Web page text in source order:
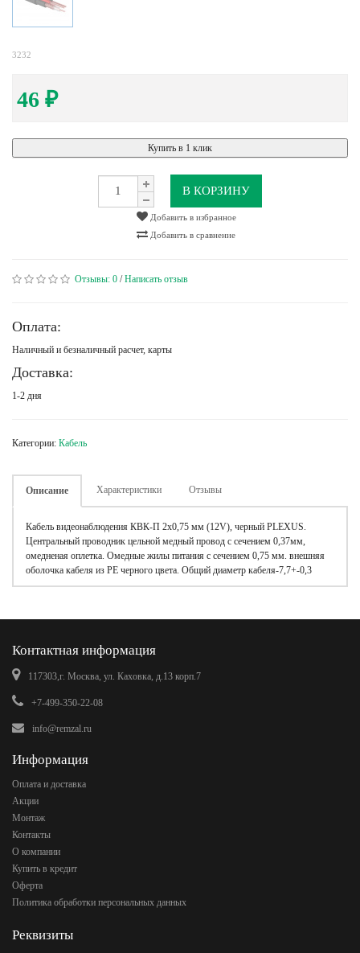
3232
46 ₽
Купить в 1 клик
В КОРЗИНУ
Добавить в избранное
Добавить в сравнение
Отзывы: 0 /Написать отзыв
Оплата:
Наличный и безналичный расчет, карты
Доставка:
1-2 дня
Категории: Кабель
Описание Характеристики Отзывы
Кабель видеонаблюдения КВК-П 2х0,75 мм (12V), черный PLEXUS.
Центральный проводник цельной медный провод с сечением 0,37мм,
омедненая оплетка. Омедные жилы питания с сечением 0,75 мм. внешняя
оболочка кабеля из PE черного цвета. Общий диаметр кабеля-7,7+-0,3
Контактная информация
117303,г. Москва, ул. Каховка, д.13 корп.7
+7-499-350-22-08
info@remzal.ru
Информация
Оплата и доставка
Акции
Монтаж
Контакты
О компании
Купить в кредит
Оферта
Политика обработки персональных данных
Реквизиты